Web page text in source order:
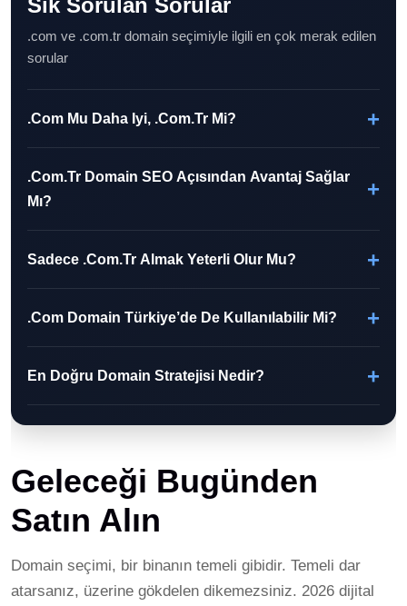
Sık Sorulan Sorular
.com ve .com.tr domain seçimiyle ilgili en çok merak edilen
sorular
.com Mu Daha Iyi, .com.tr Mi? +
hedefliyorsan.com , Türkiye odaklı çalışıyorsan.com.tr
daha mantıklıdır. En doğru strateji ise mümkünse ikisini
birden almaktır.
.com.tr Domain SEO Açısından Avantaj Sağlar
Mı?
+
güven ve coğrafi hedefleme açısından avantaj sağlayabilir.
Özellikle Türkiye pazarına çalışan işletmeler için olumlu bir
sinyal oluşturur.
Sadece .com.tr Almak Yeterli Olur Mu? +
yeterli olmayabilir. Eğer.com uzantısını almazsan, ileride
başka biri aynı marka adını bu uzantıyla alabilir ve bu
durum marka karışıklığına yol açabilir.
.com Domain Türkiye’de De Kullanılabilir Mi? +
birçok marka.comdomain kullanır. Ancak yerel güven
algısı ve Türkiye odaklı konumlandırma istiyorsan.com.tr
daha avantajlı olabilir.
En Doğru Domain Stratejisi Nedir? +
de uzun vadeli büyüme açısından akıllıca bir adımdır.
Geleceği Bugünden
Satın Alın
Domain seçimi, bir binanın temeli gibidir. Temeli dar
atarsanız, üzerine gökdelen dikemezsiniz. 2026 dijital